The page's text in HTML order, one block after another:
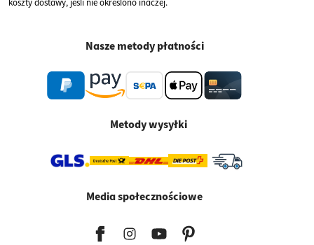
koszty dostawy, jeśli nie określono inaczej.
Nasze metody płatności
Metody wysyłki
Media społecznościowe